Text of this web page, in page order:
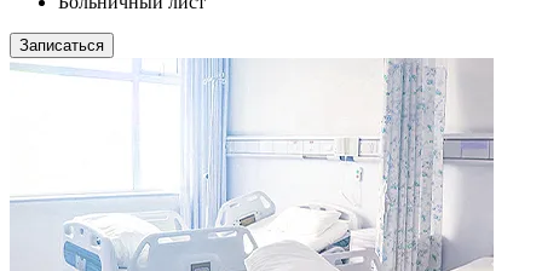
Записаться